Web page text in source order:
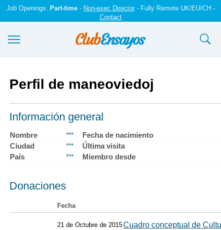
Job Openings: Part-time- Non-exec Director- Fully Remote UK/EU/CH -
Contact
Registrarse
Iniciar sesión
Contáctenos
Perfil de maneoviedoj
Información general
Nombre ***
Fecha de nacimiento
Ciudad
***
Última visita
País
*** Miembro desde
Donaciones
Fecha
21 de Octubre de 2015Cuadro conceptual de